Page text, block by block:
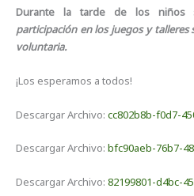
Durante la tarde de los niños
participación en los juegos y
voluntaria.
¡Los esperamos a todos!
Descargar Archivo:cc802b8b-f0d7-
Descargar Archivo:bfc90aeb-76b7-
Descargar Archivo:82199801-d4bc-